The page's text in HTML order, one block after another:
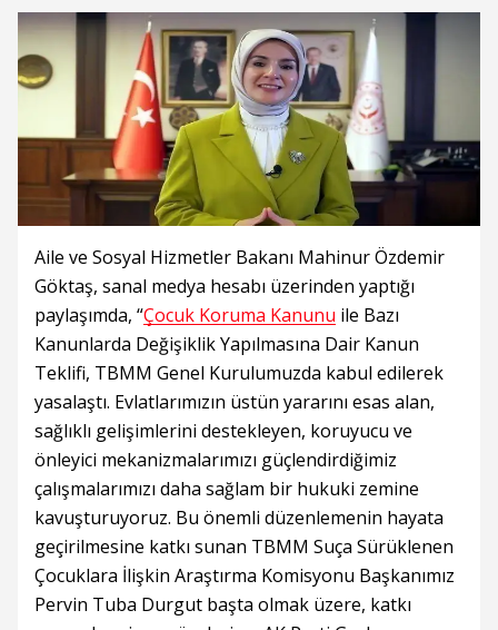
Aile ve Sosyal Hizmetler Bakanı Mahinur Özdemir
Göktaş, sanal medya hesabı üzerinden yaptığı
paylaşımda, “Çocuk Koruma Kanunu ile Bazı
Kanunlarda Değişiklik Yapılmasına Dair Kanun
Teklifi, TBMM Genel Kurulumuzda kabul edilerek
yasalaştı. Evlatlarımızın üstün yararını esas alan,
sağlıklı gelişimlerini destekleyen, koruyucu ve
önleyici mekanizmalarımızı güçlendirdiğimiz
çalışmalarımızı daha sağlam bir hukuki zemine
kavuşturuyoruz. Bu önemli düzenlemenin hayata
geçirilmesine katkı sunan TBMM Suça Sürüklenen
Çocuklara İlişkin Araştırma Komisyonu Başkanımız
Pervin Tuba Durgut başta olmak üzere, katkı